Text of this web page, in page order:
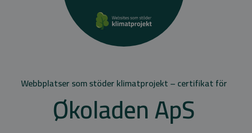
Webbplatser som stöder klimatprojekt – certifikat för
Økoladen ApS